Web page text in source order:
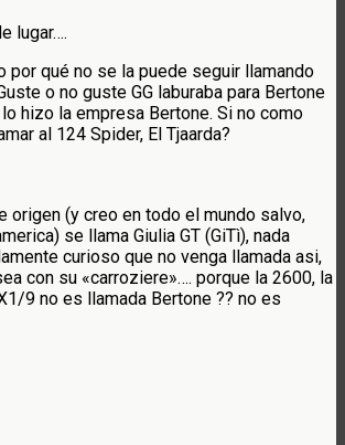
lugar….
por qué no se la puede seguir llamando
o no guste GG laburaba para Bertone
hizo la empresa Bertone. Si no como
al 124 Spider, El Tjaarda?
origen (y creo en todo el mundo salvo,
se llama Giulia GT (GiTì), nada
curioso que no venga llamada asi,
con su «carroziere»…. porque la 2600, la
9 no es llamada Bertone ?? no es